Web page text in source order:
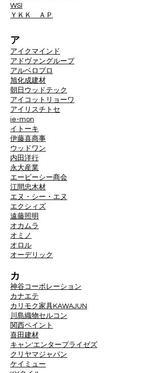
WSI
ＹＫＫ ＡＰ
ア
アイクマインド
アドヴァングループ
アルベロプロ
旭化成建材
朝日ウッドテック
アイコットリョーワ
アイリスチトセ
ie-mon
イトーキ
伊藤喜商事
ウッドワン
内田洋行
永大産業
エービーシー商会
江間忠木材
エヌ・シー・エヌ
エクシィズ
遠藤照明
オカムラ
オミノ
オロル
オーデリック
カ
神谷コーポレーション
カナエテ
カリモク家具KAWAJUN
川島織物セルコン
関西ペイント
喜田建材
キャン'エンタープライゼズ
クリヤマジャパン
ケイミュー